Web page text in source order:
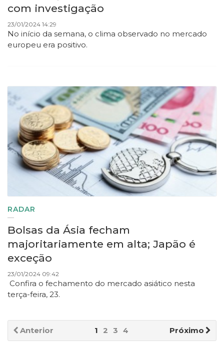
com investigação
23/01/2024 14:29
No início da semana, o clima observado no mercado
europeu era positivo.
RADAR
Bolsas da Ásia fecham
majoritariamente em alta; Japão é
exceção
23/01/2024 09:42
Confira o fechamento do mercado asiático nesta
terça-feira, 23.
Anterior Próximo
1 2 3 4